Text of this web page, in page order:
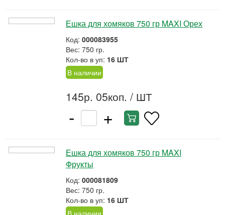
Ешка для хомяков 750 гр MAXI Орех
Код: 000083955
Вес: 750 гр.
Кол-во в уп: 16 ШТ
В наличии
145р. 05коп. / ШТ
- +
Ешка для хомяков 750 гр MAXI
Фрукты
Код: 000081809
Вес: 750 гр.
Кол-во в уп: 16 ШТ
В наличии